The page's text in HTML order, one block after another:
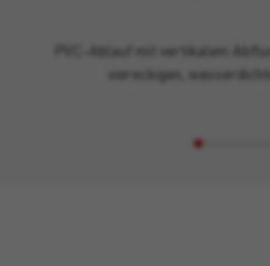
PVC-Ablauf mit vertikalem
viereckigen,